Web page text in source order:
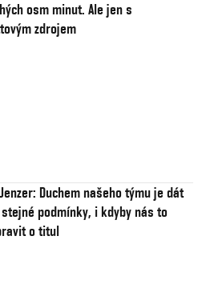
osm minut. Ale jen s
zdrojem
Duchem našeho týmu je dát
podmínky, i kdyby nás to
o titul